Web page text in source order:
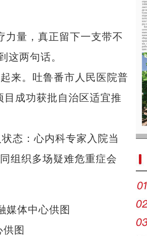
量，真正留下一支带不
这两句话。
来。吐鲁番市人民医院普
成功获批自治区适宜推
态：心内科专家入院当
组织多场疑难危重症会
图